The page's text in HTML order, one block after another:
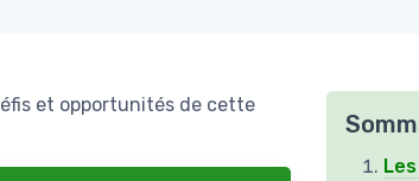
et opportunités de cette